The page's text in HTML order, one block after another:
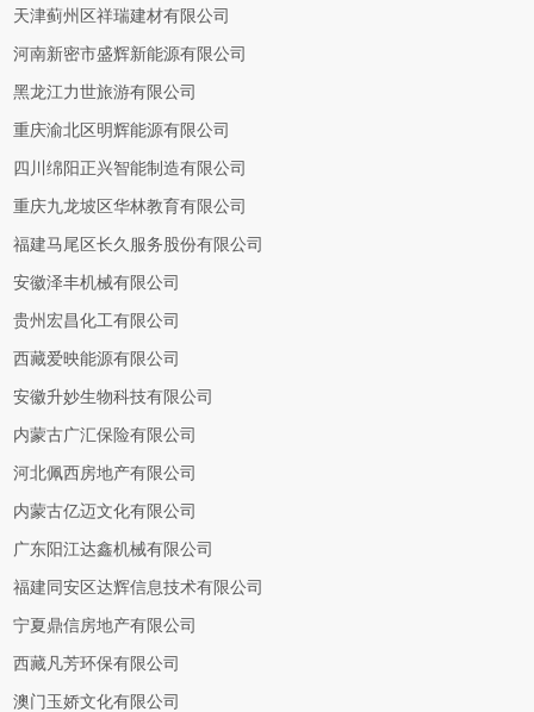
天津蓟州区祥瑞建材有限公司
河南新密市盛辉新能源有限公司
黑龙江力世旅游有限公司
重庆渝北区明辉能源有限公司
四川绵阳正兴智能制造有限公司
重庆九龙坡区华林教育有限公司
福建马尾区长久服务股份有限公司
安徽泽丰机械有限公司
贵州宏昌化工有限公司
西藏爱映能源有限公司
安徽升妙生物科技有限公司
内蒙古广汇保险有限公司
河北佩西房地产有限公司
内蒙古亿迈文化有限公司
广东阳江达鑫机械有限公司
福建同安区达辉信息技术有限公司
宁夏鼎信房地产有限公司
西藏凡芳环保有限公司
澳门玉娇文化有限公司